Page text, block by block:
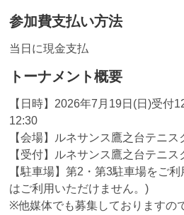
参加費支払い方法
当日に現金支払
トーナメント概要
【日時】2026年7月19日(日)受付
12:30
【会場】ルネサンス鷹之台テニ
【受付】ルネサンス鷹之台テニ
【駐車場】第2・第3駐車場をご
はご利用いただけません。)
※他媒体でも募集しておりますの